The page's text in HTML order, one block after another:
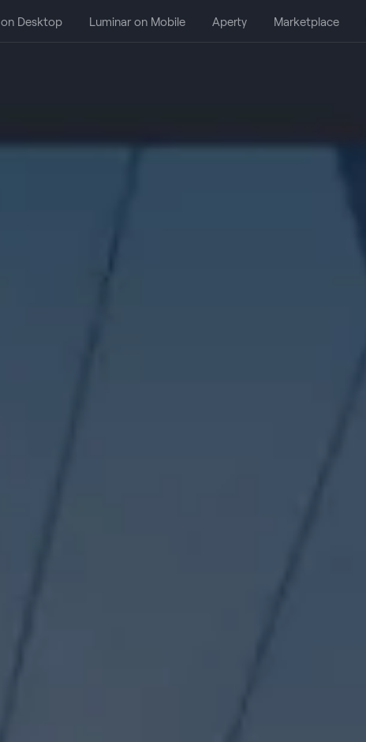
Desktop Luminar on Mobile Aperty Marketplace